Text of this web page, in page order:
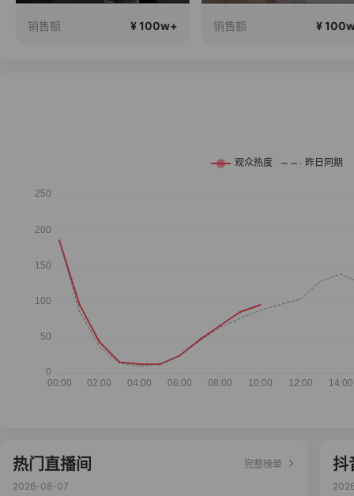
销售额 ¥ 100w+ 销售额 ¥
热门直播间
完整榜单
2026-08-07
抖